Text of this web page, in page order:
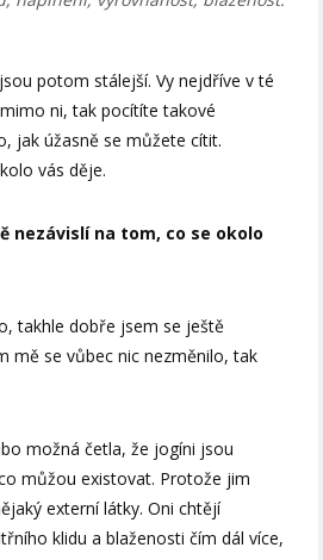
potom stálejší. Vy nejdříve v té
ni, tak pocítíte takové
jak úžasně se můžete cítit.
vás děje.
nezávislí na tom, co se okolo
takhle dobře jsem se ještě
mě se vůbec nic nezměnilo, tak
možná četla, že jogíni jsou
můžou existovat. Protože jim
externí látky. Oni chtějí
klidu a blaženosti čím dál více,